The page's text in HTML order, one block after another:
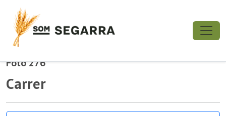
Foto 276
Carrer